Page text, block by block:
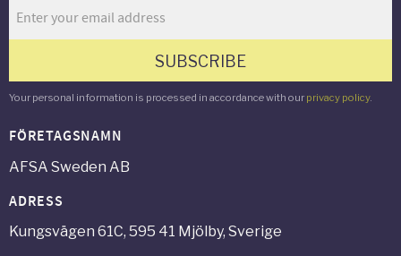
SUBSCRIBE
Your personal information is processed in accordance with our privacy policy.
FÖRETAGSNAMN
AFSA Sweden AB
ADRESS
Kungsvägen 61C, 595 41 Mjölby, Sverige